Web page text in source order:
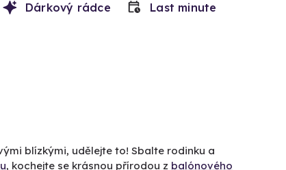
Dárkový rádce Last minute
blízkými, udělejte to! Sbalte rodinku a
, kochejte se krásnou přírodou z balónového